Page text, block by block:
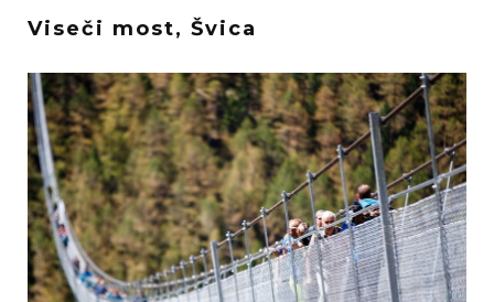
Viseči most, Švica